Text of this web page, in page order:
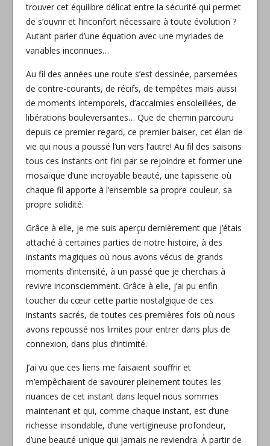
trouver cet équilibre délicat entre la sécurité qui permet
de s’ouvrir et l’inconfort nécessaire à toute évolution ?
Autant parler d’une équation avec une myriades de
variables inconnues…
Au fil des années une route s’est dessinée, parsemées
de contre-courants, de récifs, de tempêtes mais aussi
de moments intemporels, d’accalmies ensoleillées, de
libérations bouleversantes… Que de chemin parcouru
depuis ce premier regard, ce premier baiser, cet élan de
vie qui nous a poussé l’un vers l’autre! Au fil des saisons
tous ces instants ont fini par se rejoindre et former une
mosaïque d’une incroyable beauté, une tapisserie où
chaque fil apporte à l’ensemble sa propre couleur, sa
propre solidité.
Grâce à elle, je me suis aperçu dernièrement que j’étais
attaché à certaines parties de notre histoire, à des
instants magiques où nous avons vécus de grands
moments d’intensité, à un passé que je cherchais à
revivre inconsciemment. Grâce à elle, j’ai pu enfin
toucher du cœur cette partie nostalgique de ces
instants sacrés, de toutes ces premières fois où nous
avons repoussé nos limites pour entrer dans plus de
connexion, dans plus d’intimité.
J’ai vu que ces liens me faisaient souffrir et
m’empêchaient de savourer pleinement toutes les
nuances de cet instant dans lequel nous sommes
maintenant et qui, comme chaque instant, est d’une
richesse insondable, d’une vertigineuse profondeur,
d’une beauté unique qui jamais ne reviendra. À partir de